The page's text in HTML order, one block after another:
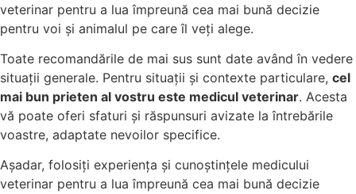
veterinar pentru a lua împreună cea mai bună decizie
pentru voi și animalul pe care îl veți alege.
Toate recomandările de mai sus sunt date având în vedere
situații generale. Pentru situații și contexte particulare, cel
mai bun prieten al vostru este medicul veterinar. Acesta
vă poate oferi sfaturi și răspunsuri avizate la întrebările
voastre, adaptate nevoilor specifice.
Așadar, folosiți experiența și cunoștințele medicului
veterinar pentru a lua împreună cea mai bună decizie